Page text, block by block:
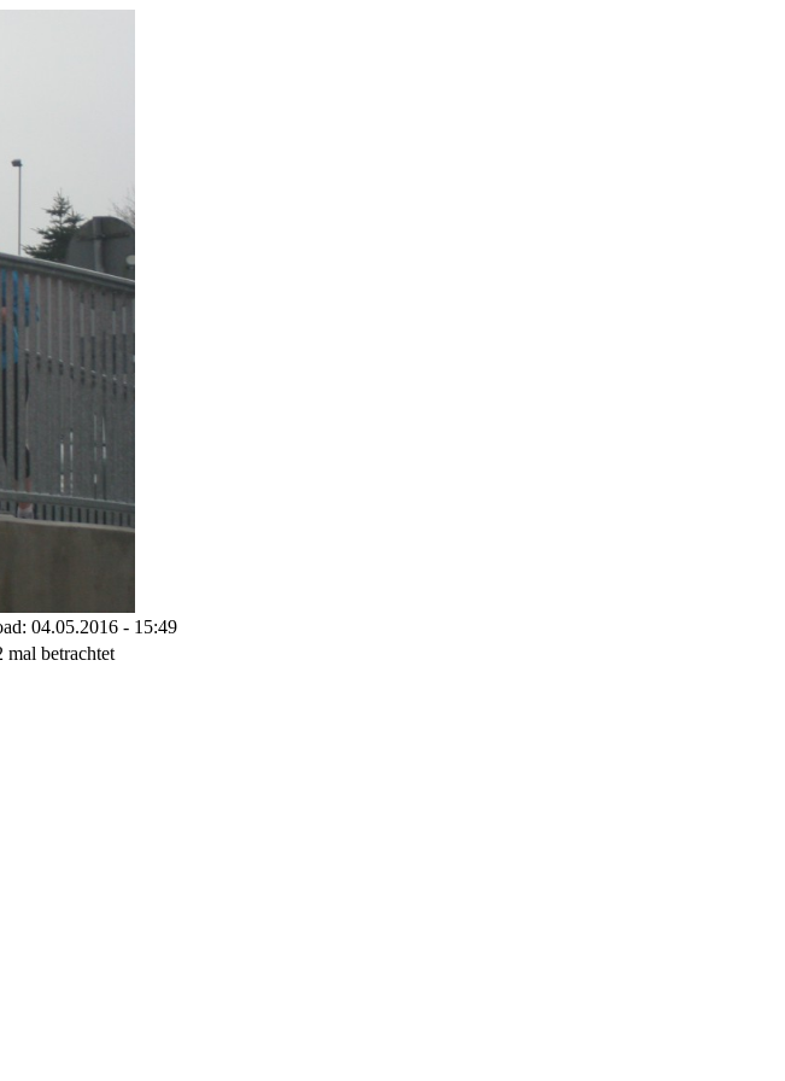
04.05.2016 - 15:49
mal betrachtet